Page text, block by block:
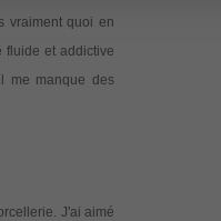
vraiment quoi en
fluide et addictive
me manque des
J'ai aimé